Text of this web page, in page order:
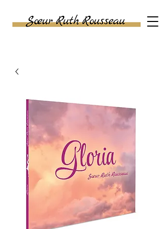
SASU SŒUR RUTH
ROUSSEAU